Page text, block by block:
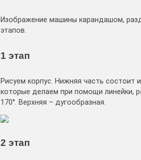
Изображение машины карандашом,
этапов.
1 этап
Рисуем корпус. Нижняя часть состоит
которые делаем при помощи линейки,
170°. Верхняя – дугообразная.
2 этап